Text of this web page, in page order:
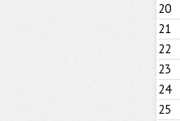
20
21
22
23
24
25